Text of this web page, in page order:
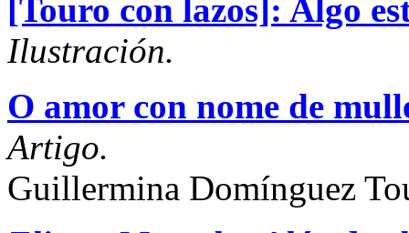
[Touro con lazos]: Algo
Ilustración.
O amor con nome de
Artigo.
Guillermina Domínguez